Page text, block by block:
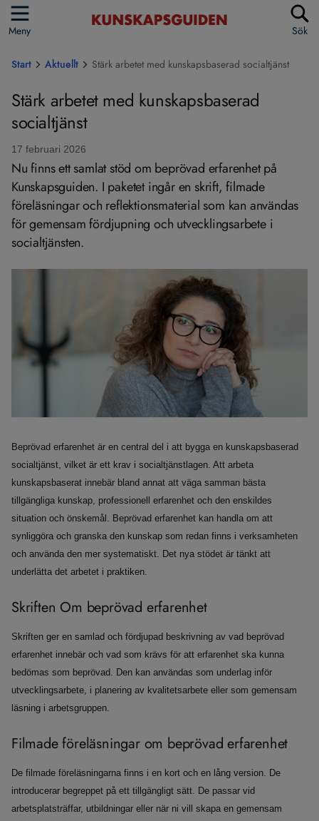
Meny Sök
Start Aktuellt Stärk arbetet med kunskapsbaserad socialtjänst
Stärk arbetet med kunskapsbaserad
socialtjänst
17 februari 2026
Nu finns ett samlat stöd om beprövad erfarenhet på
Kunskapsguiden. I paketet ingår en skrift, filmade
föreläsningar och reflektionsmaterial som kan användas
för gemensam fördjupning och utvecklingsarbete i
socialtjänsten.
Beprövad erfarenhet är en central del i att bygga en kunskapsbaserad
socialtjänst, vilket är ett krav i socialtjänstlagen. Att arbeta
kunskapsbaserat innebär bland annat att väga samman bästa
tillgängliga kunskap, professionell erfarenhet och den enskildes
situation och önskemål. Beprövad erfarenhet kan handla om att
synliggöra och granska den kunskap som redan finns i verksamheten
och använda den mer systematiskt. Det nya stödet är tänkt att
underlätta det arbetet i praktiken.
Skriften Om beprövad erfarenhet
Skriften ger en samlad och fördjupad beskrivning av vad beprövad
erfarenhet innebär och vad som krävs för att erfarenhet ska kunna
bedömas som beprövad. Den kan användas som underlag inför
utvecklingsarbete, i planering av kvalitetsarbete eller som gemensam
läsning i arbetsgruppen.
Filmade föreläsningar om beprövad erfarenhet
De filmade föreläsningarna finns i en kort och en lång version. De
introducerar begreppet på ett tillgängligt sätt. De passar vid
arbetsplatsträffar, utbildningar eller när ni vill skapa en gemensam